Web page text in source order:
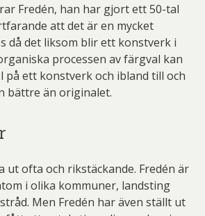
Fredén, han har gjort ett 50-tal
att det är en mycket
då det liksom blir ett konstverk i
processen av färgval kan
på ett konstverk och ibland till och
bättre än originalet.
ut ofta och rikstäckande. Fredén är
i olika kommuner, landsting
Men Fredén har även ställt ut